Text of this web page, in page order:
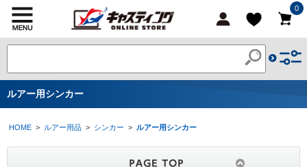
0
ルアー用シンカー
HOME > ルアー用品 > シンカー > ルアー用シンカー